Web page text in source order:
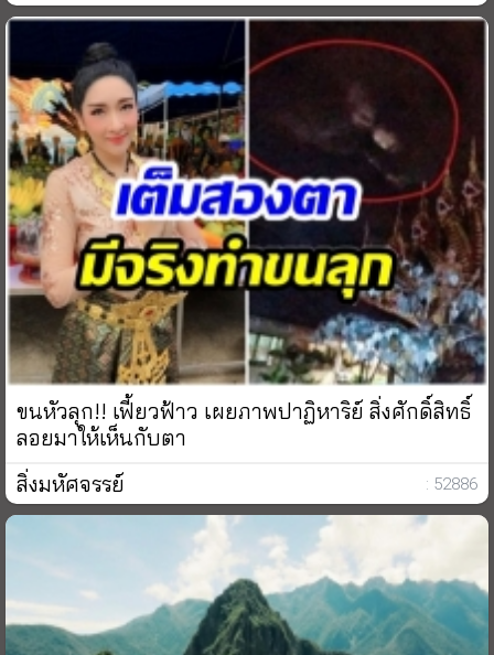
ขนหัวลุก!! เฟี้ยวฟ้าว เผยภาพปาฏิหาริย์ สิ่งศักดิ์สิทธิ์
ลอยมาให้เห็นกับตา
สิ่งมหัศจรรย์
: 52886